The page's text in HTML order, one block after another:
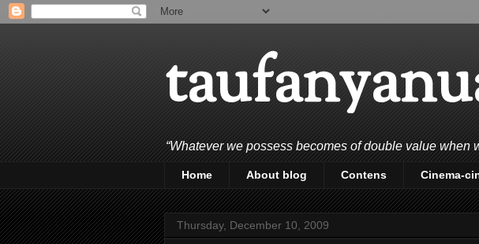
“Whatever we possess becomes of double value
Home About blog Contens Cinema-
Thursday, December 10, 2009